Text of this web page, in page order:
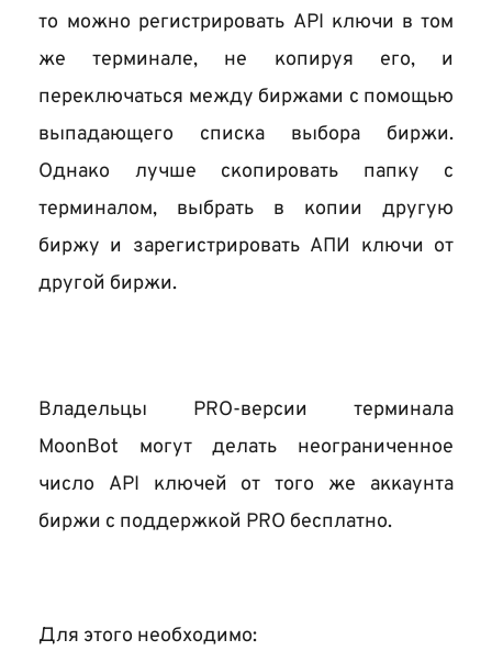
то можно регистрировать API ключи в том
же терминале, не копируя его, и
переключаться между биржами с помощью
выпадающего списка выбора биржи.
Однако лучше скопировать папку с
терминалом, выбрать в копии другую
биржу и зарегистрировать АПИ ключи от
другой биржи.
Владельцы PRO-версии терминала
MoonBot могут делать неограниченное
число API ключей от того же аккаунта
биржи с поддержкой PRO бесплатно.
Для этого необходимо: